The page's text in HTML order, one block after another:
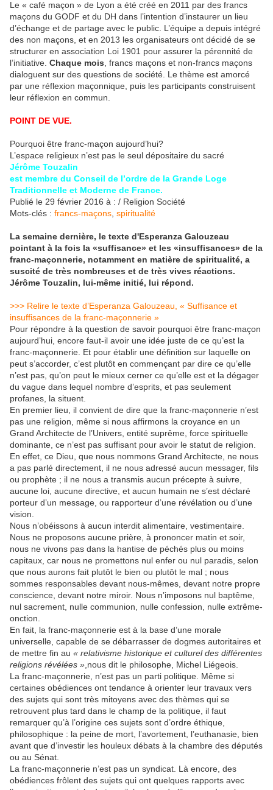
Le « café maçon » de Lyon a été créé en 2011 par des francs
maçons du GODF et du DH dans l’intention d’instaurer un lieu
d’échange et de partage avec le public. L’équipe a depuis intégré
des non maçons, et en 2013 les organisateurs ont décidé de se
structurer en association Loi 1901 pour assurer la pérennité de
l’initiative. Chaque mois, francs maçons et non-francs maçons
dialoguent sur des questions de société. Le thème est amorcé
par une réflexion maçonnique, puis les participants construisent
leur réflexion en commun.
POINT DE VUE.
Pourquoi être franc-maçon aujourd’hui?
L’espace religieux n’est pas le seul dépositaire du sacré
Jérôme Touzalin
est membre du Conseil de l’ordre de la Grande Loge
Traditionnelle et Moderne de France.
Publié le 29 février 2016 à : / Religion Société
Mots-clés : francs-maçons, spiritualité
La semaine dernière, le texte d'Esperanza Galouzeau
pointant à la fois la «suffisance» et les «insuffisances» de la
franc-maçonnerie, notamment en matière de spiritualité, a
suscité de très nombreuses et de très vives réactions.
Jérôme Touzalin, lui-même initié, lui répond.
>>> Relire le texte d’Esperanza Galouzeau, « Suffisance et
insuffisances de la franc-maçonnerie »
Pour répondre à la question de savoir pourquoi être franc-maçon
aujourd’hui, encore faut-il avoir une idée juste de ce qu’est la
franc-maçonnerie. Et pour établir une définition sur laquelle on
peut s’accorder, c’est plutôt en commençant par dire ce qu’elle
n’est pas, qu’on peut le mieux cerner ce qu’elle est et la dégager
du vague dans lequel nombre d’esprits, et pas seulement
profanes, la situent.
En premier lieu, il convient de dire que la franc-maçonnerie n’est
pas une religion, même si nous affirmons la croyance en un
Grand Architecte de l’Univers, entité suprême, force spirituelle
dominante, ce n’est pas suffisant pour avoir le statut de religion.
En effet, ce Dieu, que nous nommons Grand Architecte, ne nous
a pas parlé directement, il ne nous adressé aucun messager, fils
ou prophète ; il ne nous a transmis aucun précepte à suivre,
aucune loi, aucune directive, et aucun humain ne s’est déclaré
porteur d’un message, ou rapporteur d’une révélation ou d’une
vision.
Nous n’obéissons à aucun interdit alimentaire, vestimentaire.
Nous ne proposons aucune prière, à prononcer matin et soir,
nous ne vivons pas dans la hantise de péchés plus ou moins
capitaux, car nous ne promettons nul enfer ou nul paradis, selon
que nous aurons fait plutôt le bien ou plutôt le mal ; nous
sommes responsables devant nous-mêmes, devant notre propre
conscience, devant notre miroir. Nous n’imposons nul baptême,
nul sacrement, nulle communion, nulle confession, nulle extrême-
onction.
En fait, la franc-maçonnerie est à la base d’une morale
universelle, capable de se débarrasser de dogmes autoritaires et
de mettre fin au « relativisme historique et culturel des différentes
religions révélées »,nous dit le philosophe, Michel Liégeois.
La franc-maçonnerie, n’est pas un parti politique. Même si
certaines obédiences ont tendance à orienter leur travaux vers
des sujets qui sont très mitoyens avec des thèmes qui se
retrouvent plus tard dans le champ de la politique, il faut
remarquer qu’à l’origine ces sujets sont d’ordre éthique,
philosophique : la peine de mort, l’avortement, l’euthanasie, bien
avant que d’investir les houleux débats à la chambre des députés
ou au Sénat.
La franc-maçonnerie n’est pas un syndicat. Là encore, des
obédiences frôlent des sujets qui ont quelques rapports avec